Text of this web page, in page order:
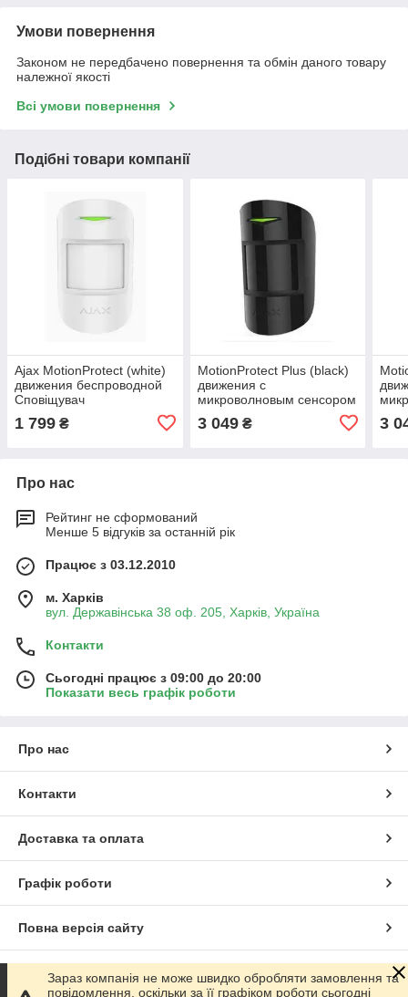
Умови повернення
Законом не передбачено повернення та обмін даного товару
належної якості
Всі умови повернення
Подібні товари компанії
Ajax MotionProtect (white)
движения беспроводной
Сповіщувач
1 799 ₴
MotionProtect Plus (black)
движения с
микроволновым сенсором
3 049₴ 3
Про нас
Рейтинг не сформований
Менше 5 відгуків за останній рік
Працює з 03.12.2010
м. Харків
вул. Державінська 38 оф. 205, Харків, Україна
Контакти
Сьогодні працює з 09:00 до 20:00
Показати весь графік роботи
Про нас
Контакти
Доставка та оплата
Графік роботи
Повна версія сайту
Сайт створено на маркетплейсі Prom.ua
Зараз компанія не може швидко обробляти замовлення та
повідомлення, оскільки за її графіком роботи сьогодні